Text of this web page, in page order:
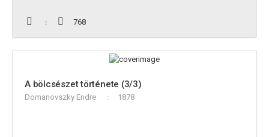
768
A bölcsészet története (3/3)
Domanovszky Endre 1878